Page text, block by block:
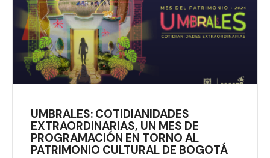
UMBRALES: COTIDIANIDADES
EXTRAORDINARIAS, UN MES DE
PROGRAMACIÓN EN TORNO AL
PATRIMONIO CULTURAL DE BOGOTÁ